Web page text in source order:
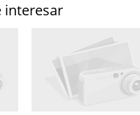
interesar